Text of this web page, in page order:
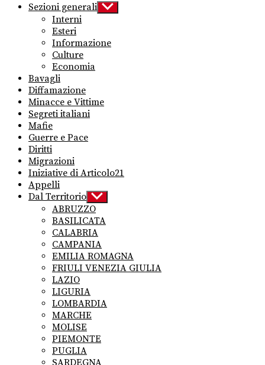
Sezioni generali Show
sub
Interni
Esteri
Informazione
Culture
Economia
Bavagli
Diffamazione
Minacce e Vittime
Segreti italiani
Mafie
Guerre e Pace
Diritti
Migrazioni
Iniziative di Articolo21
Appelli
Dal Territorio Show
sub
menu
ABRUZZO
BASILICATA
CALABRIA
CAMPANIA
EMILIA ROMAGNA
FRIULI VENEZIA GIULIA
LAZIO
LIGURIA
LOMBARDIA
MARCHE
MOLISE
PIEMONTE
PUGLIA
SARDEGNA